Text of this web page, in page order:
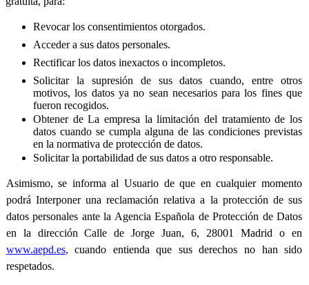
Revocar los consentimientos otorgados.
Acceder a sus datos personales.
Rectificar los datos inexactos o incompletos.
Solicitar la supresión de sus datos cuando, entre otros
motivos, los datos ya no sean necesarios para los fines que
fueron recogidos.
Obtener de La empresa la limitación del tratamiento de los
datos cuando se cumpla alguna de las condiciones previstas
en la normativa de protección de datos.
Solicitar la portabilidad de sus datos a otro responsable.
Asimismo, se informa al Usuario de que en cualquier momento
podrá Interponer una reclamación relativa a la protección de sus
datos personales ante la Agencia Española de Protección de Datos
en la dirección Calle de Jorge Juan, 6, 28001 Madrid o en
www.aepd.es, cuando entienda que sus derechos no han sido
respetados.